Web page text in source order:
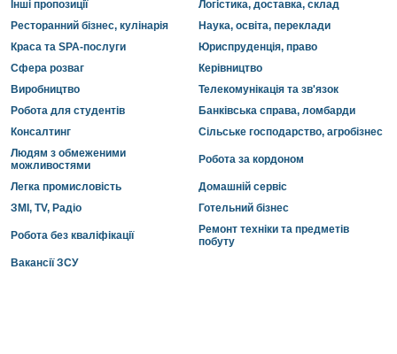
Інші пропозиції
Логістика, доставка, склад
Ресторанний бізнес, кулінарія
Наука, освіта, переклади
Краса та SPA-послуги
Юриспруденція, право
Сфера розваг
Керівництво
Виробництво
Телекомунікація та зв'язок
Робота для студентів
Банківська справа, ломбарди
Консалтинг
Сільське господарство, агробізнес
Людям з обмеженими
можливостями
Робота за кордоном
Легка промисловість
Домашній сервіс
ЗМІ, TV, Радіо
Готельний бізнес
Робота без кваліфікації
Ремонт техніки та предметів
побуту
Вакансії ЗСУ